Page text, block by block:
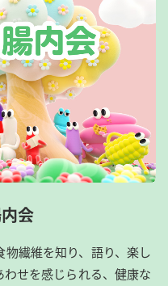
会
繊維を知り、語り、楽し
せを感じられる、健康な